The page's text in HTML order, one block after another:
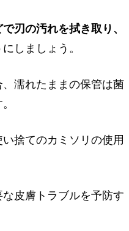
刃の汚れを拭き取り、
しましょう。
濡れたままの保管は菌
捨てのカミソリの使用
皮膚トラブルを予防す